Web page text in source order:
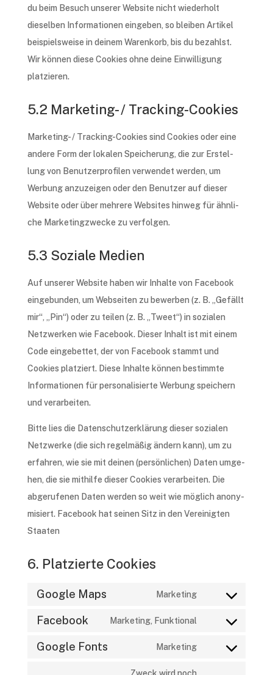
du beim Besuch unse­rer Website nicht wieder­holt
diesel­ben Infor­ma­tio­nen einge­ben, so blei­ben Arti­kel
beispiels­wei­se in deinem Waren­korb, bis du bezahlst.
Wir können diese Cookies ohne deine Einwil­li­gung
platzieren.
5.2 Marketing- / Tracking-Cookies
Marke­ting- / Track­ing-Cookies sind Cookies oder eine
ande­re Form der loka­len Spei­che­rung, die zur Erstel­
lung von Benut­zer­pro­fi­len verwen­det werden, um
Werbung anzu­zei­gen oder den Benut­zer auf dieser
Website oder über mehre­re Websites hinweg für ähnli­
che Marke­ting­zwe­cke zu verfolgen.
5.3 Soziale Medien
Auf unse­rer Website haben wir Inhal­te von Face­book
einge­bun­den, um Websei­ten zu bewer­ben (z. B. „Gefällt
mir“, „Pin“) oder zu teilen (z. B. „Tweet“) in sozia­len
Netz­wer­ken wie Face­book. Dieser Inhalt ist mit einem
Code einge­bet­tet, der von Face­book stammt und
Cookies plat­ziert. Diese Inhal­te können bestimm­te
Infor­ma­tio­nen für perso­na­li­sier­te Werbung spei­chern
und verarbeiten.
Bitte lies die Daten­schutz­er­klä­rung dieser sozia­len
Netz­wer­ke (die sich regel­mä­ßig ändern kann), um zu
erfah­ren, wie sie mit deinen (persön­li­chen) Daten umge­
hen, die sie mithil­fe dieser Cookies verar­bei­ten. Die
abge­ru­fe­nen Daten werden so weit wie möglich anony­
mi­siert. Face­book hat seinen Sitz in den Verei­nig­ten
Staaten
6. Platzierte Cookies
Google Maps
Marke­ting
Consent
google-
Facebook
Marke­ting, Funktional
Consent
Google Fonts
Marke­ting
Consent